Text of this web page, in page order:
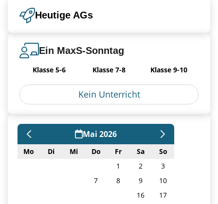
Heutige AGs
Ein MaxS-Sonntag
Klasse 5-6 Klasse 7-8 Klasse 9-10
Kein Unterricht
Mai 2026
Mo Di Mi Do Fr Sa
So
1
2
3
7 8 9
10
16 17